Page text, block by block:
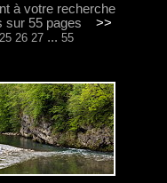
à votre recherche
sur 55 pages >>
25 26 27... 55